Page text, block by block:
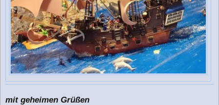
mit geheimen Grüßen